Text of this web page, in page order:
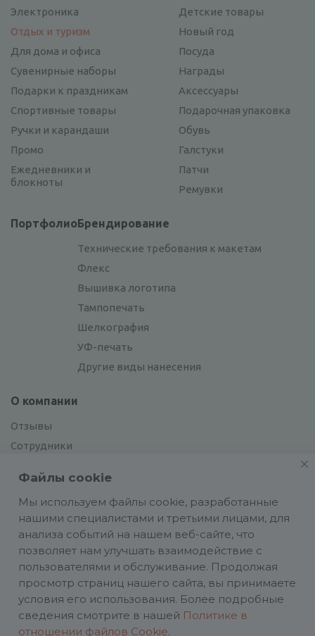
Электроника
Отдых и туризм
Для дома и офиса
Сувенирные наборы
Подарки к праздникам
Спортивные товары
Ручки и карандаши
Промо
Ежедневники и
блокноты
Детские товары
Новый год
Посуда
Награды
Аксессуары
Подарочная упаковка
Обувь
Галстуки
Патчи
Ремувки
ПортфолиоБрендирование
Технические требования к макетам
Флекс
Вышивка логотипа
Тампопечать
Шелкография
УФ-печать
Другие виды нанесения
О компании
Отзывы
Сотрудники
Вакансии
Политика конфиденциальности
ИП Аасаметс А. И. ИНН 661219180590 ОГРН
Файлы cookie
Мы используем файлы cookie, разработанные
нашими специалистами и третьими лицами, для
анализа событий на нашем веб-сайте, что
позволяет нам улучшать взаимодействие с
пользователями и обслуживание. Продолжая
просмотр страниц нашего сайта, вы принимаете
условия его использования. Более подробные
сведения смотрите в нашей Политике в
отношении файлов Cookie.